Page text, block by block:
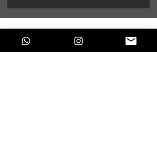
Horario y ubicación
13 de mar de 2021, 7:00 p. m. – 14 de mar